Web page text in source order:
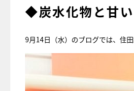
◆炭水化物と甘
9月14日（水）のブログでは、住